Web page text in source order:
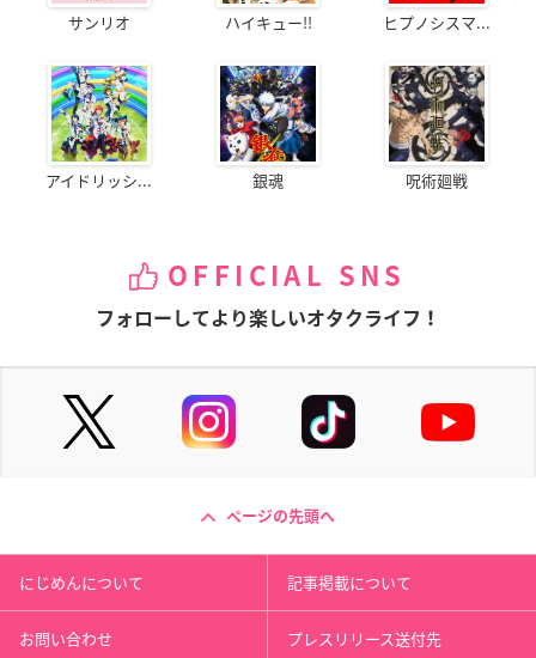
サンリオ ハイキュー!! ヒプノシスマ...
アイドリッシ... 銀魂 呪術廻戦
OFFICIAL SNS
フォローしてより楽しいオタクライフ！
ページの先頭へ
にじめんについて 記事掲載について
お問い合わせ プレスリリース送付先